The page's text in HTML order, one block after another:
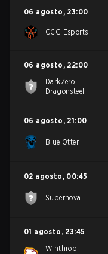
06 agosto , 23:00
CCG Esports
06 agosto , 22:00
DarkZero
Dragonsteel
06 agosto , 21:00
Blue Otter
02 agosto , 00:45
Supernova
01 agosto , 23:45
Winthrop